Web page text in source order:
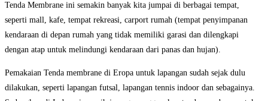
Tenda Membrane ini semakin banyak kita jumpai di berbagai tempat,
seperti mall, kafe, tempat rekreasi, carport rumah (tempat penyimpanan
kendaraan di depan rumah yang tidak memiliki garasi dan dilengkapi
dengan atap untuk melindungi kendaraan dari panas dan hujan).
Pemakaian Tenda membrane di Eropa untuk lapangan sudah sejak dulu
dilakukan, seperti lapangan futsal, lapangan tennis indoor dan sebagainya.